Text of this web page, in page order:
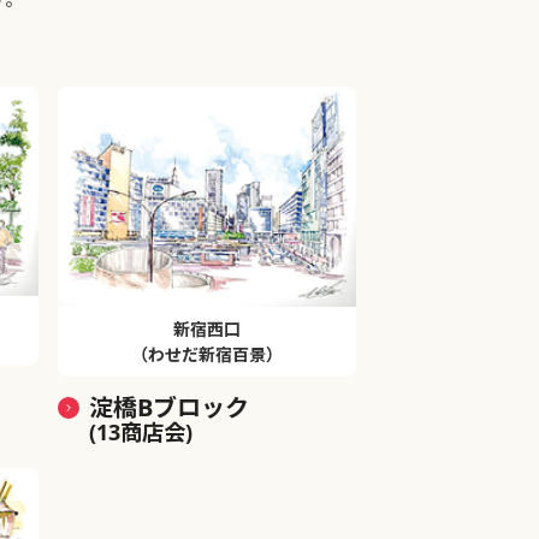
新宿西口
（わせだ新宿百景）
淀橋Bブロック
(13商店会)